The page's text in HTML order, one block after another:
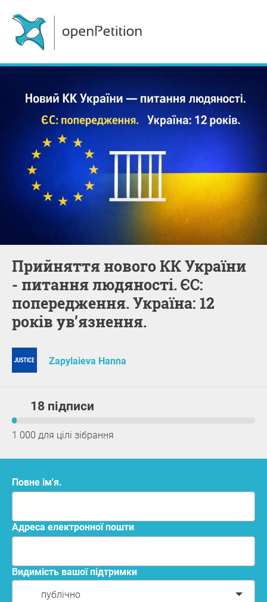
Прийняття нового КК України
- питання людяності. ЄС:
попередження. Україна: 12
років ув’язнення.
Zapylaieva Hanna
18 підписи
1 000 для цілі зібрання
Повне ім'я.
адреса електронної пошти
Видимість вашої підтримки
публічно